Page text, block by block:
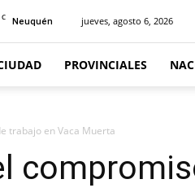
C Neuquén jueves, agosto 6, 2026
PROVINCIALES
trabajo en Vaca Muerta